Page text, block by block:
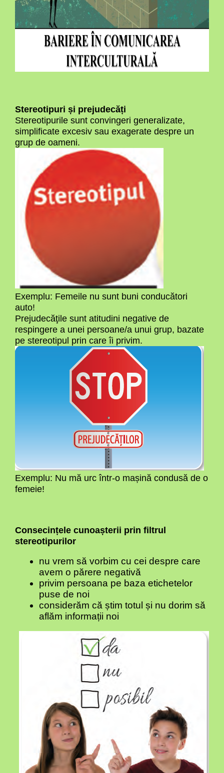
Stereotipuri și prejudecăți
Stereotipurile sunt convingeri generalizate,
simplificate excesiv sau exagerate despre un
grup de oameni.
Exemplu: Femeile nu sunt buni conducători
auto!
Prejudecăţile sunt atitudini negative de
respingere a unei persoane/a unui grup, bazate
pe stereotipul prin care îi privim.
Exemplu: Nu mă urc într-o mașină condusă de o
femeie!
Consecințele cunoașterii prin filtrul
stereotipurilor
nu vrem să vorbim cu cei despre care
avem o părere negativă
privim persoana pe baza etichetelor
puse de noi
considerăm că știm totul și nu dorim să
aflăm informații noi